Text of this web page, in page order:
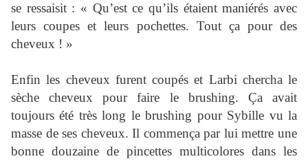
se ressaisit : « Qu’est ce qu’ils étaient maniérés avec
leurs coupes et leurs pochettes. Tout ça pour des
cheveux ! »
Enfin les cheveux furent coupés et Larbi chercha le
sèche cheveux pour faire le brushing. Ça avait
toujours été très long le brushing pour Sybille vu la
masse de ses cheveux. Il commença par lui mettre une
bonne douzaine de pincettes multicolores dans les